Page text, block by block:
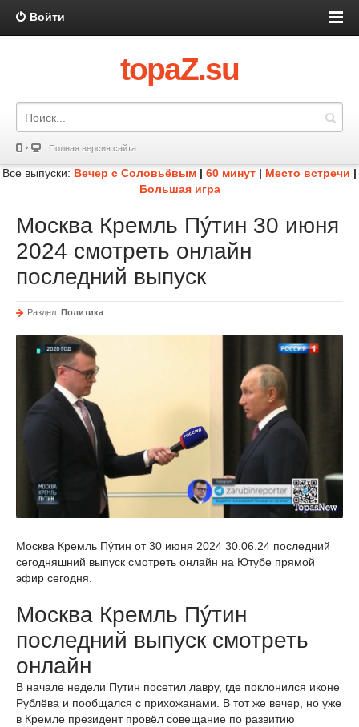
Войти
topaZ.su
Полная версия сайта
Все выпуски: Вечер с Соловьёвым | 60 минут | Место встречи |
Большая игра
Москва Кремль Пýтин 30 июня
2024 смотреть онлайн
последний выпуск
Раздел: Политика
Москва Кремль Пýтин от 30 июня 2024 30.06.24 последний
сегодняшний выпуск смотреть онлайн на Ютубе прямой
эфир сегодня.
Москва Кремль Пýтин
последний выпуск смотреть
онлайн
В начале недели Путин посетил лавру, где поклонился иконе
Рублёва и пообщался с прихожанами. В тот же вечер, но уже
в Кремле президент провёл совещание по развитию